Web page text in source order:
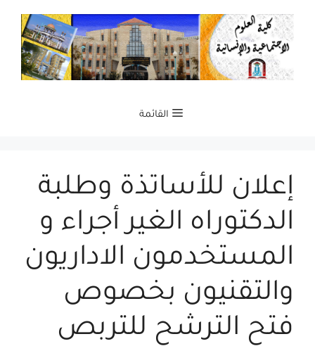
المحتوى
القائمة
إعلان للأساتذة وطلبة
الدكتوراه الغير أجراء و
المستخدمون الاداريون
والتقنيون بخصوص
فتح الترشح للتربص